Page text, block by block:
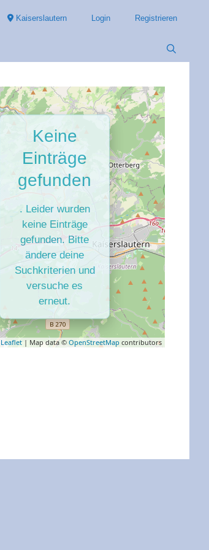
Kaiserslautern Login Registrieren
Leaflet | Map data © OpenStreetMap contributors
Keine
Einträge
gefunden
. Leider wurden
keine Einträge
gefunden. Bitte
ändere deine
Suchkriterien und
versuche es
erneut.